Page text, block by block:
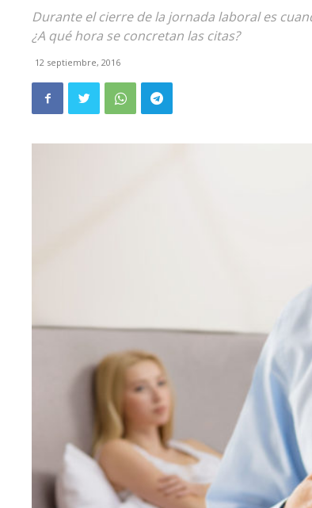
Durante el cierre de la jornada laboral es
¿A qué hora se concretan las citas?
12 septiembre, 2016